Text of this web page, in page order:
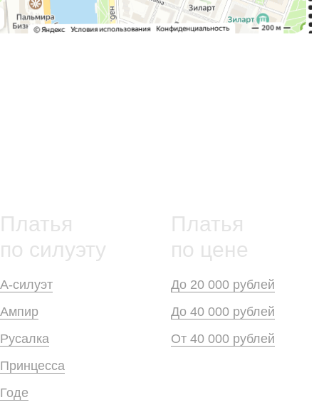
Платья
по силуэту
Платья
по цене
А-силуэт
Ампир
Русалка
Принцесса
Годе
До 20 000 рублей
До 40 000 рублей
От 40 000 рублей